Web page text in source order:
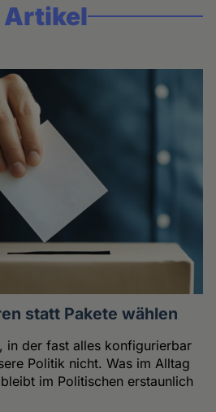
Artikel
statt Pakete wählen
in der fast alles konfigurierbar
Politik nicht. Was im Alltag
im Politischen erstaunlich